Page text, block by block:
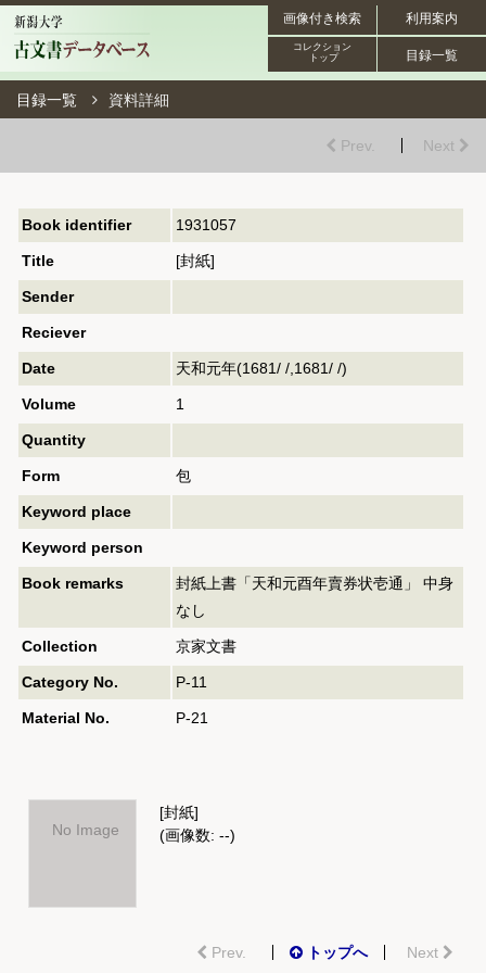
利用案内
画像付き検索
目録一覧
コレクション
トップ
目録一覧 資料詳細
Prev. Next
Book identifier 1931057
Title [封紙]
Sender
Reciever
Date 天和元年(1681/ /,1681/ /)
Volume 1
Quantity
Form 包
Keyword place
Keyword person
Book remarks
封紙上書「天和元酉年賣券状壱通」 中身
なし
Collection 京家文書
Category No. P-11
Material No. P-21
No Image
[封紙]
(画像数: --)
Prev. トップへ Next